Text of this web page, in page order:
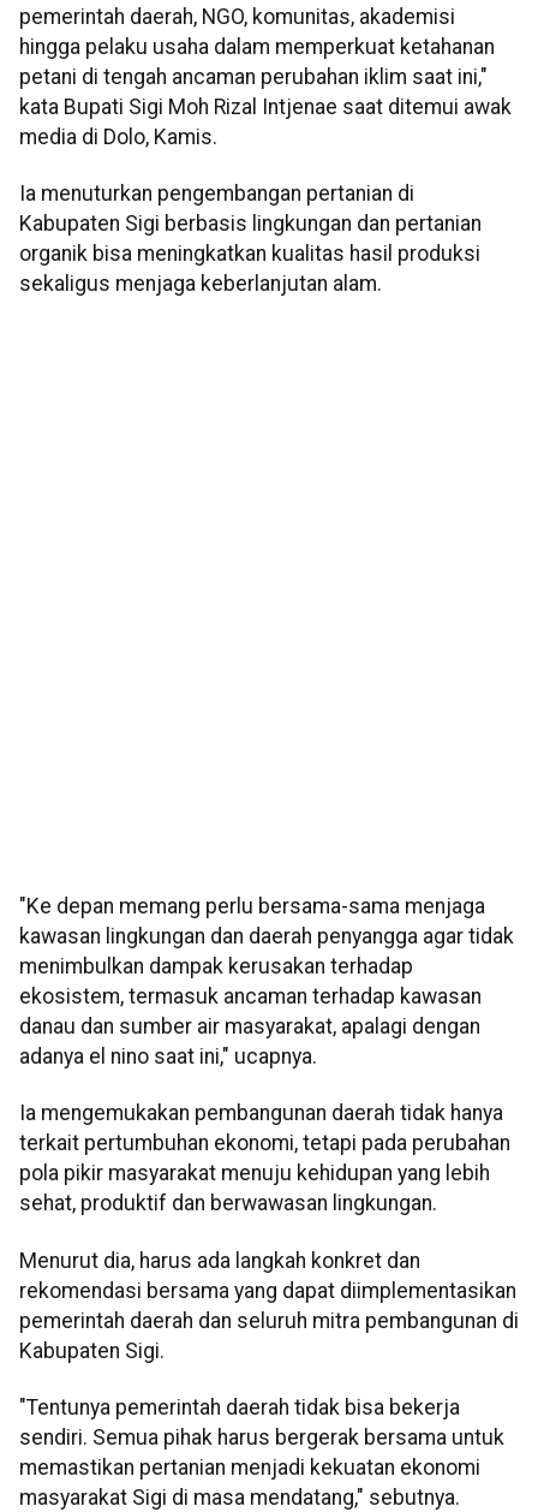
pemerintah daerah, NGO, komunitas, akademisi
hingga pelaku usaha dalam memperkuat ketahanan
petani di tengah ancaman perubahan iklim saat ini,"
kata Bupati Sigi Moh Rizal Intjenae saat ditemui awak
media di Dolo, Kamis.
Ia menuturkan pengembangan pertanian di
Kabupaten Sigi berbasis lingkungan dan pertanian
organik bisa meningkatkan kualitas hasil produksi
sekaligus menjaga keberlanjutan alam.
"Ke depan memang perlu bersama-sama menjaga
kawasan lingkungan dan daerah penyangga agar tidak
menimbulkan dampak kerusakan terhadap
ekosistem, termasuk ancaman terhadap kawasan
danau dan sumber air masyarakat, apalagi dengan
adanya el nino saat ini," ucapnya.
Ia mengemukakan pembangunan daerah tidak hanya
terkait pertumbuhan ekonomi, tetapi pada perubahan
pola pikir masyarakat menuju kehidupan yang lebih
sehat, produktif dan berwawasan lingkungan.
Menurut dia, harus ada langkah konkret dan
rekomendasi bersama yang dapat diimplementasikan
pemerintah daerah dan seluruh mitra pembangunan di
Kabupaten Sigi.
"Tentunya pemerintah daerah tidak bisa bekerja
sendiri. Semua pihak harus bergerak bersama untuk
memastikan pertanian menjadi kekuatan ekonomi
masyarakat Sigi di masa mendatang," sebutnya.